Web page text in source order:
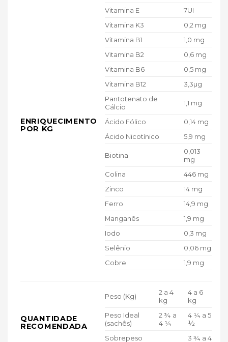
ENRIQUECIMENTO
POR KG
Vitamina E
7UI
Vitamina K3
0,2 mg
Vitamina B1
1,0 mg
Vitamina B2
0,6 mg
Vitamina B6
0,5 mg
Vitamina B12
3,3µg
Pantotenato de
Cálcio
1,1 mg
Ácido Fólico
0,14 mg
Ácido Nicotínico
5,9 mg
Biotina
0,013
mg
Colina
446 mg
Zinco
14 mg
Ferro
14,9 mg
Manganês
1,9 mg
Iodo
0,3 mg
Selênio
0,06 mg
Cobre
1,9 mg
QUANTIDADE
RECOMENDADA
Peso (Kg)
2 a 4
kg
4 a 6
kg
Peso Ideal
(sachês)
2 ¾ a
4 ¼
4 ¼ a 5
½
Sobrepeso
3 ¾ a 4